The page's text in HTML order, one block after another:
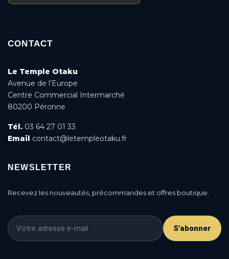
CONTACT
Le Temple Otaku
Avenue de l’Europe
Centre Commercial Intermarché
80200 Péronne
Tél. 03 64 27 01 33
Email contact@letempleotaku.fr
NEWSLETTER
Recevez les nouveautés, précommandes et offres boutique.
S'abonner